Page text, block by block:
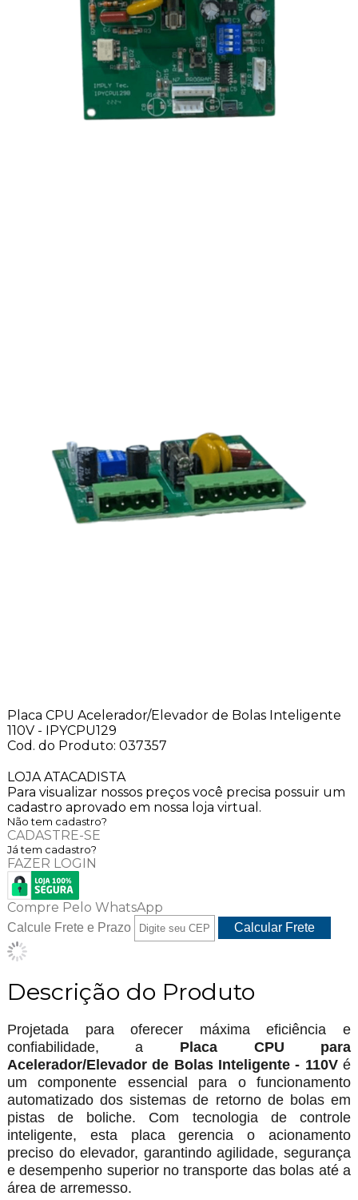
Placa CPU Acelerador/Elevador de Bolas Inteligente
110V - IPYCPU129
Cod. do Produto: 037357
LOJA ATACADISTA
Para visualizar nossos preços você precisa possuir um
cadastro aprovado em nossa loja virtual.
Não tem cadastro?
CADASTRE-SE
Já tem cadastro?
FAZER LOGIN
Compre Pelo WhatsApp
Calcule Frete e Prazo
Descrição do Produto
Projetada para oferecer máxima eficiência e
confiabilidade, a Placa CPU para
Acelerador/Elevador de Bolas Inteligente - 110Vé
um componente essencial para o funcionamento
automatizado dos sistemas de retorno de bolas em
pistas de boliche. Com tecnologia de controle
inteligente, esta placa gerencia o acionamento
preciso do elevador, garantindo agilidade, segurança
e desempenho superior no transporte das bolas até a
área de arremesso.